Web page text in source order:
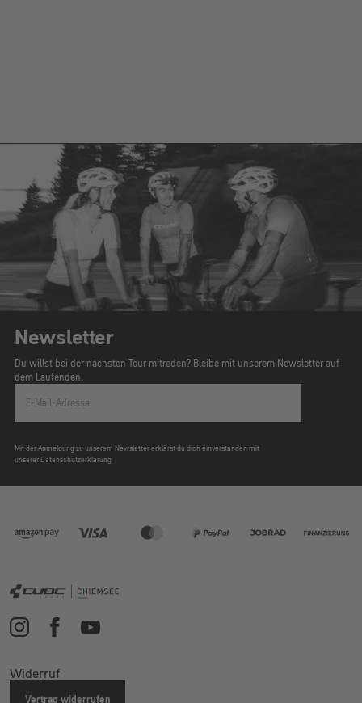
Newsletter
Du willst bei der nächsten Tour mitreden? Bleibe mit unserem Newsletter auf
dem Laufenden.
E-Mail-Adresse
Mit der Anmeldung zu unserem Newsletter erklärst du dich einverstanden mit
unserer Datenschutzerklärung
Widerruf
Vertrag widerrufen